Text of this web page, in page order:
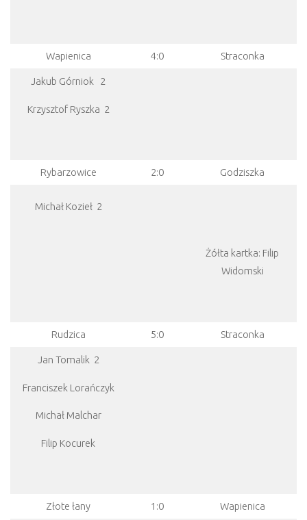
Wapienica 4:0 Straconka
Jakub Górniok 2
Krzysztof Ryszka 2
Rybarzowice 2:0 Godziszka
Michał Kozieł 2
Żółta kartka: Filip
Widomski
Rudzica 5:0 Straconka
Jan Tomalik 2
Franciszek Lorańczyk
Michał Malchar
Filip Kocurek
Złote łany 1:0 Wapienica